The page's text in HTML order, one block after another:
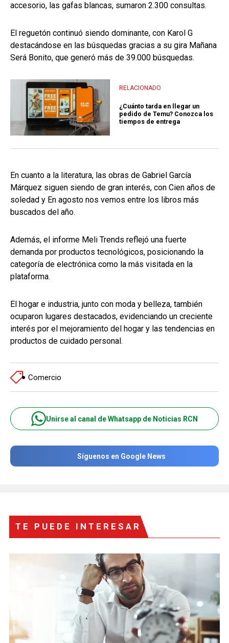
accesorio, las gafas blancas, sumaron 2.300 consultas.
El reguetón continuó siendo dominante, con Karol G
destacándose en las búsquedas gracias a su gira Mañana
Será Bonito, que generó más de 39.000 búsquedas.
RELACIONADO
¿Cuánto tarda en llegar un
pedido de Temu? Conozca los
tiempos de entrega
En cuanto a la literatura, las obras de Gabriel García
Márquez siguen siendo de gran interés, con Cien años de
soledad y En agosto nos vemos entre los libros más
buscados del año.
Además, el informe Meli Trends reflejó una fuerte
demanda por productos tecnológicos, posicionando la
categoría de electrónica como la más visitada en la
plataforma.
El hogar e industria, junto con moda y belleza, también
ocuparon lugares destacados, evidenciando un creciente
interés por el mejoramiento del hogar y las tendencias en
productos de cuidado personal.
Comercio
Unirse al canal de Whatsapp de Noticias RCN
Síguenos en Google News
TE PUEDE INTERESAR